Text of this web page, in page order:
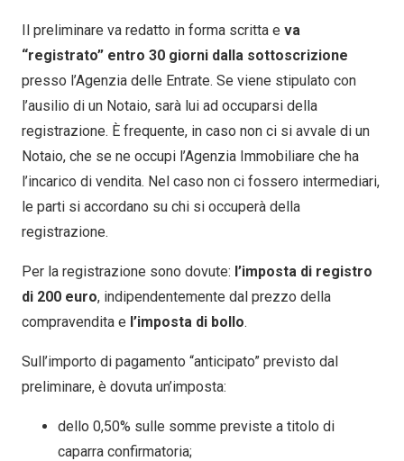
Il preliminare va redatto in forma scritta e va
“registrato” entro 30 giorni dalla sottoscrizione
presso l’Agenzia delle Entrate. Se viene stipulato con
l’ausilio di un Notaio, sarà lui ad occuparsi della
registrazione. È frequente, in caso non ci si avvale di un
Notaio, che se ne occupi l’Agenzia Immobiliare che ha
l’incarico di vendita. Nel caso non ci fossero intermediari,
le parti si accordano su chi si occuperà della
registrazione.
Per la registrazione sono dovute: l’imposta di registro
di 200 euro, indipendentemente dal prezzo della
compravendita e l’imposta di bollo.
Sull’importo di pagamento “anticipato” previsto dal
preliminare, è dovuta un’imposta:
dello 0,50% sulle somme previste a titolo di
caparra confirmatoria;